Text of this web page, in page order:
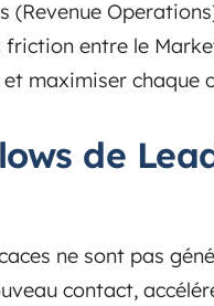
(Revenue
entre le
maximiser chaque
de
ne sont pas
contact,